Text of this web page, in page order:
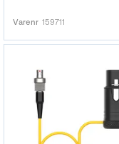
Varenr 159711